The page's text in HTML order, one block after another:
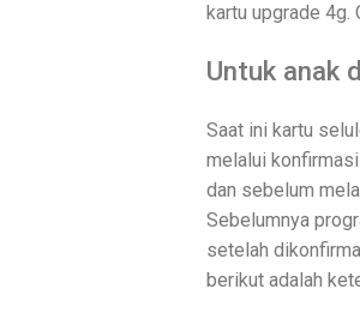
kartu upgrade 4g.
Untuk anak
Saat ini kartu
melalui
dan sebelum
Sebelumnya
setelah
berikut adalah